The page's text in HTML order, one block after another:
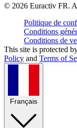
© 2026 Euractiv FR.
Politique de
Conditions
Conditions de
This site is protected
Policy and Terms of
Français